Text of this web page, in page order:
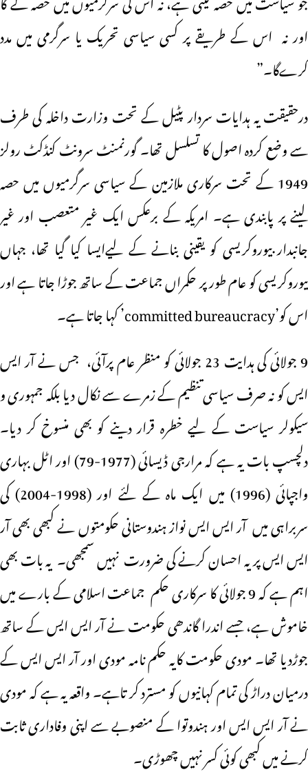
اور نہ اس کے طریقے پر کسی سیاسی تحریک یا سرگرمی میں مدد
کرےگا۔”
درحقیقت یہ ہدایات سردار پٹیل کے تحت وزارت داخلہ کی طرف
سے وضع کردہ اصول کا تسلسل تھا۔ گورنمنٹ سرونٹ کنڈکٹ رولز
1949 کے تحت سرکاری ملازمین کے سیاسی سرگرمیوں میں حصہ
لینے پر پابندی ہے۔ امریکہ کے برعکس ایک غیر متعصب اور غیر
جانبدار بیوروکریسی کو یقینی بنانے کے لیےایسا کیا گیا تھا، جہاں
بیوروکریسی کو عام طور پر حکمراں جماعت کے ساتھ جوڑا جاتا ہے اور
اس کو’committed bureaucracy’ کہا جاتا ہے۔
9 جولائی کی ہدایت 23 جولائی کو منظر عام پرآئی، جس نے آر ایس
ایس کو نہ صرف سیاسی تنظیم کے زمرے سے نکال دیا بلکہ جمہوری و
سیکولر سیاست کے لیے خطرہ قرار دینے کو بھی منسوخ کر دیا۔
دلچسپ بات یہ ہے کہ مرارجی ڈیسائی (1977-79) اور اٹل بہاری
واجپائی (1996) میں ایک ماہ کے لئے اور (1998-2004) کی
سربراہی میں آر ایس ایس نواز ہندوستانی حکومتوں نے کبھی بھی آر
ایس ایس پر یہ احسان کرنے کی ضرورت نہیں سمجھی۔ یہ بات بھی
اہم ہے کہ 9 جولائی کا سرکاری حکم جماعت اسلامی کے بارے میں
خاموش ہے، جسے اندرا گاندھی حکومت نے آر ایس ایس کے ساتھ
جوڑدیا تھا۔ مودی حکومت کایہ حکم نامہ مودی اور آر ایس ایس کے
درمیان دراڑ کی تمام کہانیوں کو مسترد کر تاہے۔ واقعہ یہ ہے کہ مودی
نے آر ایس ایس اور ہندوتوا کے منصوبے سے اپنی وفاداری ثابت
کرنے میں کبھی کوئی کسر نہیں چھوڑی۔